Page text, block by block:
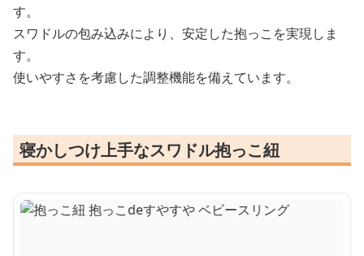
す。
スワドルの包み込みにより、安定した抱っこを実現しま
す。
使いやすさを考慮した調整機能を備えています。
寝かしつけ上手なスワドル抱っこ紐